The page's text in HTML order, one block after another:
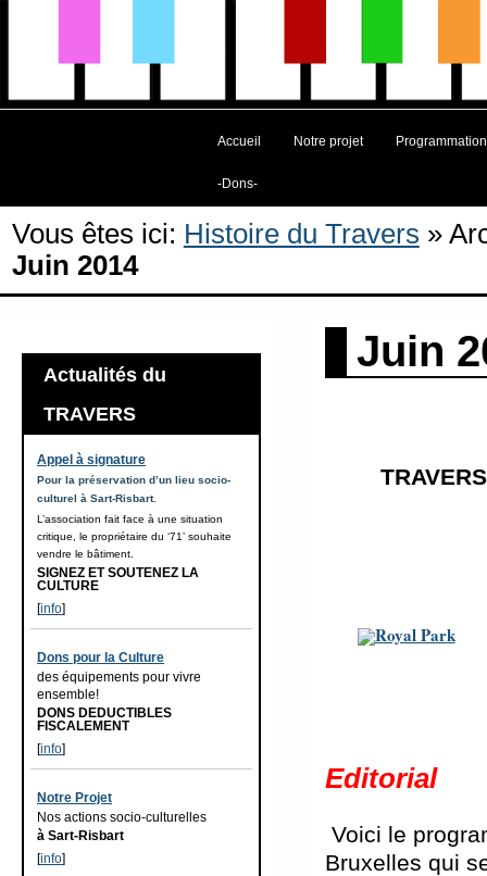
Accueil Notre projet Programmation
-Dons-
Vous êtes ici: Histoire du Travers »
Juin 2014
Actualités du
TRAVERS
Appel à signature
Pour la préservation d’un lieu socio-
culturel à Sart-Risbart.
L’association fait face à une situation
critique, le propriétaire du ‘71’ souhaite
vendre le bâtiment.
SIGNEZ ET SOUTENEZ LA
CULTURE
[info]
Dons pour la Culture
des équipements pour vivre
ensemble!
DONS DEDUCTIBLES
FISCALEMENT
[info]
Notre Projet
Nos actions socio-culturelles
à Sart-Risbart
[info]
Juin
Editorial
Voici le
Bruxelles qui